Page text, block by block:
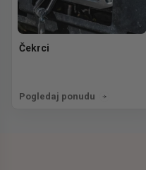
Čekrci
Pogledaj ponudu